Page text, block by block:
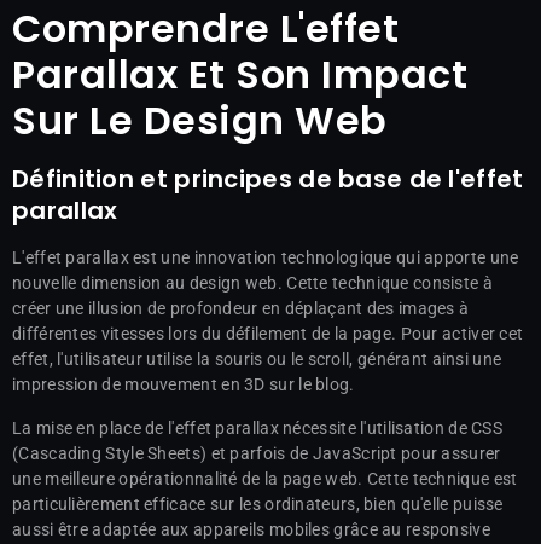
Comprendre L'effet
Parallax Et Son Impact
Sur Le Design Web
Définition et principes de base de l'effet
parallax
L'effet parallax est une innovation technologique qui apporte une
nouvelle dimension au design web. Cette technique consiste à
créer une illusion de profondeur en déplaçant des images à
différentes vitesses lors du défilement de la page. Pour activer cet
effet, l'utilisateur utilise la souris ou le scroll, générant ainsi une
impression de mouvement en 3D sur le blog.
La mise en place de l'effet parallax nécessite l'utilisation de CSS
(Cascading Style Sheets) et parfois de JavaScript pour assurer
une meilleure opérationnalité de la page web. Cette technique est
particulièrement efficace sur les ordinateurs, bien qu'elle puisse
aussi être adaptée aux appareils mobiles grâce au responsive